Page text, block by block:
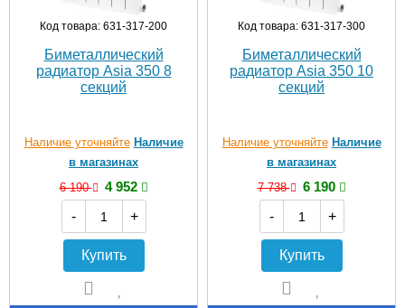
Код товара: 631-317-200
Биметаллический
радиатор Asia 350 8
секций
Наличие уточняйте Наличие
в магазинах
6 190
4 952
-
+
Купить
Код товара: 631-317-300
Биметаллический
радиатор Asia 350 10
секций
Наличие уточняйте Наличие
в магазинах
7 738
6 190
-
+
Купить